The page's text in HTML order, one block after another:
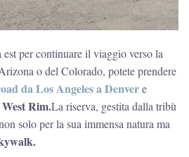
per continuare il viaggio verso la
o del Colorado, potete prendere
da Los Angeles a Denvere
Rim.La riserva, gestita dalla tribù
solo per la sua immensa natura ma